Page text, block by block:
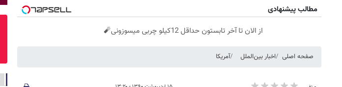
مطالب پیشنهادی
از الان تا آخر تابستون حداقل 12کیلو چربی میسوزونی🧨
صفحه اصلی اخبار بین‌الملل آمریکا